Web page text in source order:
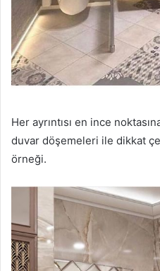
Her ayrıntısı en ince
duvar döşemeleri ile dikkat
örneği.